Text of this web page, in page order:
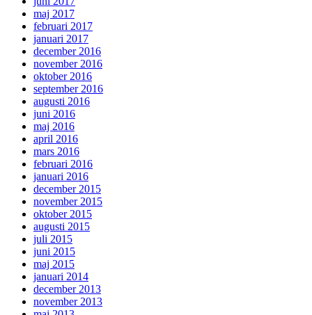
maj 2017
februari 2017
januari 2017
december 2016
november 2016
oktober 2016
september 2016
augusti 2016
juni 2016
maj 2016
april 2016
mars 2016
februari 2016
januari 2016
december 2015
november 2015
oktober 2015
augusti 2015
juli 2015
juni 2015
maj 2015
januari 2014
december 2013
november 2013